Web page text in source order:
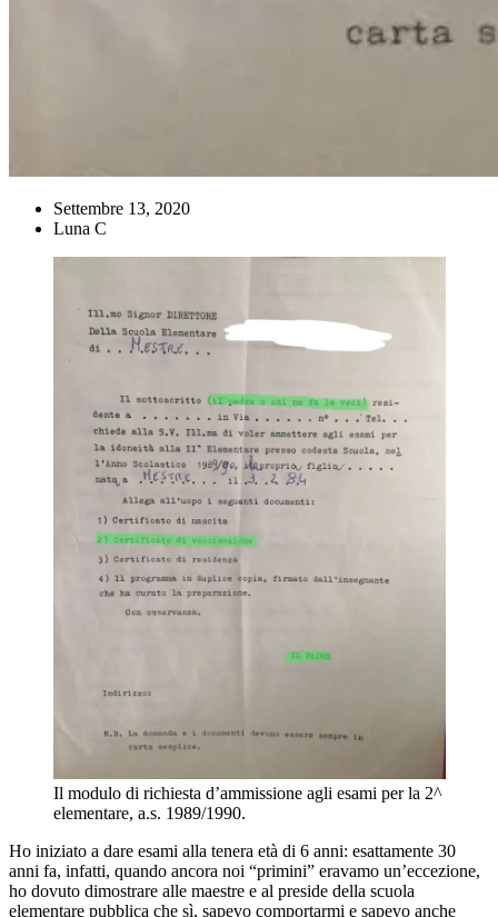
Settembre 13, 2020
Luna C
Il modulo di richiesta d’ammissione agli esami per la 2^
elementare, a.s. 1989/1990.
Ho iniziato a dare esami alla tenera età di 6 anni: esattamente 30
anni fa, infatti, quando ancora noi “primini” eravamo un’eccezione,
ho dovuto dimostrare alle maestre e al preside della scuola
elementare pubblica che sì, sapevo comportarmi e sapevo anche